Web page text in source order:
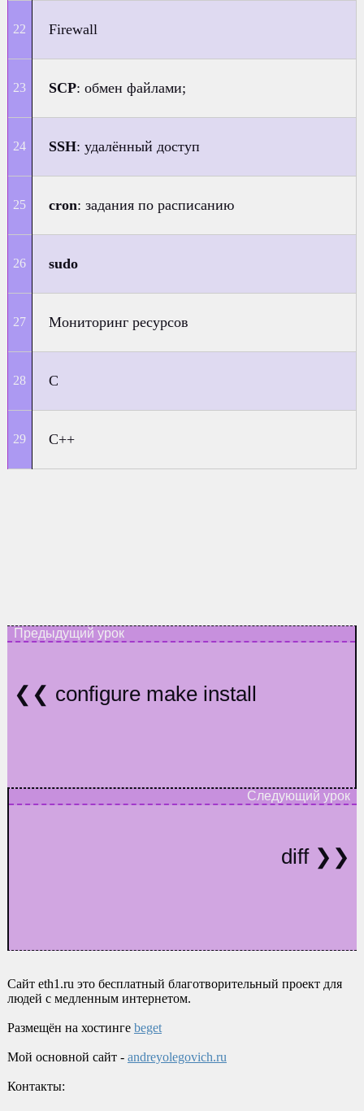
Firewall
SCP: обмен файлами;
SSH: удалённый доступ
cron: задания по расписанию
sudo
Мониторинг ресурсов
C
C++
configure make install
diff
Сайт eth1.ru это бесплатный благотворительный проект для
людей с медленным интернетом.
Размещён на хостинге beget
Мой основной сайт - andreyolegovich.ru
Контакты: